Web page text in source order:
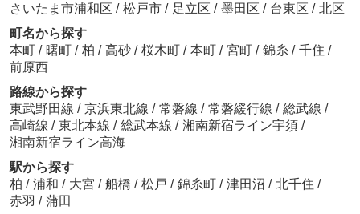
さいたま市浦和区 / 松戸市 / 足立区 / 墨田区 / 台東区 / 北区
町名から探す
本町 / 曙町 / 柏 / 高砂 / 桜木町 / 本町 / 宮町 / 錦糸 / 千住 /
前原西
路線から探す
東武野田線 / 京浜東北線 / 常磐線 / 常磐緩行線 / 総武線 /
高崎線 / 東北本線 / 総武本線 / 湘南新宿ライン宇須 /
湘南新宿ライン高海
駅から探す
柏 / 浦和 / 大宮 / 船橋 / 松戸 / 錦糸町 / 津田沼 / 北千住 /
赤羽 / 蒲田